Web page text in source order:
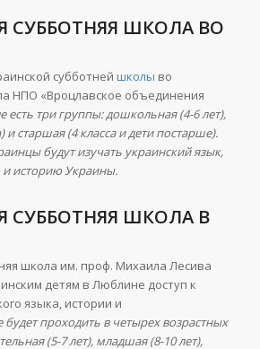
СУББОТНЯЯ ШКОЛА ВО
субботней школы во
НПО «Вроцлавское объединения
есть три группы: дошкольная (4-6 лет),
и старшая (4 класса и дети постарше).
будут изучать украинский язык,
и историю Украины.
СУББОТНЯЯ ШКОЛА В
школа им. проф. Михаила Лесива
детям в Люблине доступ к
языка, истории и
проходить в четырех возрастных
(5-7 лет), младшая (8-10 лет),